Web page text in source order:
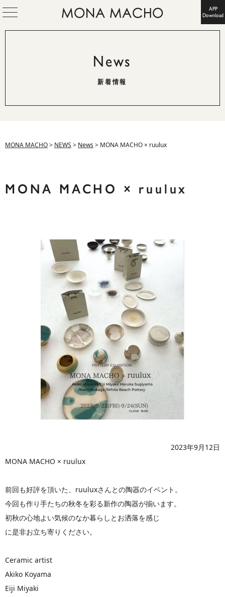
APP
Download
News
新着情報
MONA MACHO> NEWS > News > MONA MACHO × ruulux
MONA MACHO × ruulux
2023年9月12日
MONA MACHO × ruulux
前回も好評を頂いた、ruuluxさんとの陶器のイベント。
今回も作り手たちの秋冬を彩る新作の陶器が揃います。
初秋の心地よい気候のなか暮らしとお洒落を感じ
に是非お立ち寄りください。
Ceramic artist
Akiko Koyama
Eiji Miyaki